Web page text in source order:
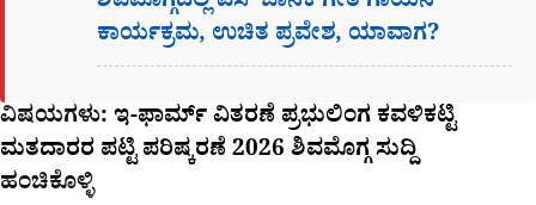
ಕಾರ್ಯಕ್ರಮ, ಉಚಿತ ಪ್ರವೇಶ, ಯಾವಾಗ?
ವಿಷಯಗಳು: ಇ-ಫಾರ್ಮ್ ವಿತರಣೆ ಪ್ರಭುಲಿಂಗ ಕವಳಿಕಟ್ಟಿ
ಮತದಾರರ ಪಟ್ಟಿ ಪರಿಷ್ಕರಣೆ 2026 ಶಿವಮೊಗ್ಗ ಸುದ್ದಿ
ಹಂಚಿಕೊಳ್ಳಿ